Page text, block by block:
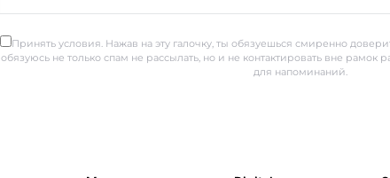
Принять условия. Нажав на эту галочку, ты обязуешься смиренно
обязуюсь не только спам не рассылать, но и не контактировать вне рамок
для напоминаний.